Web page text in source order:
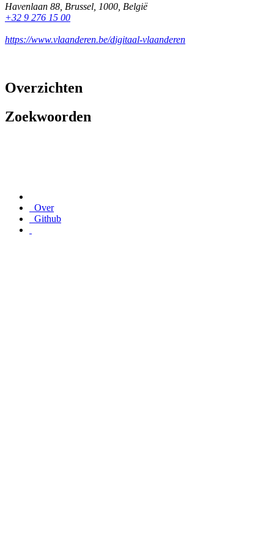
Havenlaan 88 Brussel 1000 België
+32 9 276 15 00
https://www.vlaanderen.be/digitaal-vlaanderen
Overzichten
Zoekwoorden
Over
Github